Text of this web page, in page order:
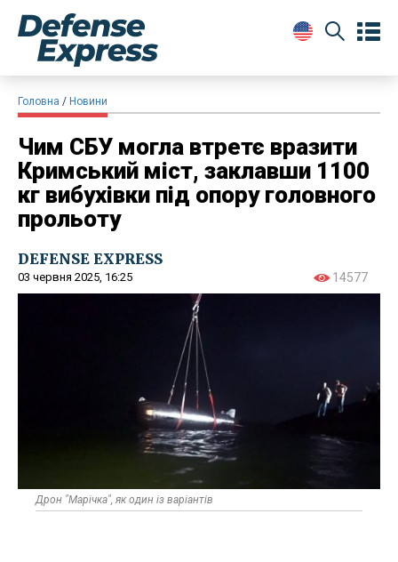
Головна Новини
Чим СБУ могла втретє вразити
Кримський міст, заклавши 1100
кг вибухівки під опору головного
прольоту
DEFENSE EXPRESS
03 червня 2025, 16:25 14577
Дрон "Марічка", як один із варіантів